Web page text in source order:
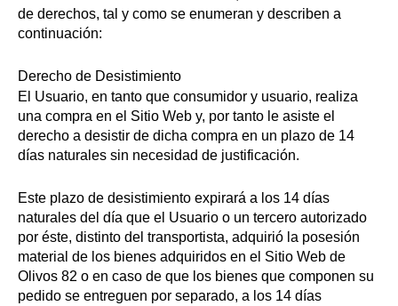
de derechos, tal y como se enumeran y describen a
continuación:
Derecho de Desistimiento
El Usuario, en tanto que consumidor y usuario, realiza
una compra en el Sitio Web y, por tanto le asiste el
derecho a desistir de dicha compra en un plazo de 14
días naturales sin necesidad de justificación.
Este plazo de desistimiento expirará a los 14 días
naturales del día que el Usuario o un tercero autorizado
por éste, distinto del transportista, adquirió la posesión
material de los bienes adquiridos en el Sitio Web de
Olivos 82 o en caso de que los bienes que componen su
pedido se entreguen por separado, a los 14 días